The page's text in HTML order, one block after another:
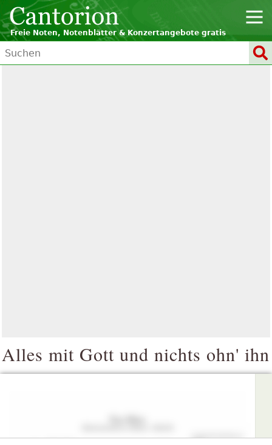
Freie Noten, Notenblätter & Konzertangebote gratis
Alles mit Gott und nichts ohn' ihn